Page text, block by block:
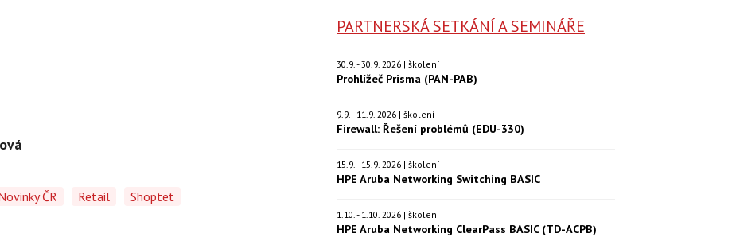
ČR Retail Shoptet
PARTNERSKÁ SETKÁNÍ A SEMINÁŘE
30.9. - 30.9. 2026 | školení
Prohlížeč Prisma (PAN-PAB)
9.9. - 11.9. 2026 | školení
Firewall: Řešení problémů (EDU-330)
15.9. - 15.9. 2026 | školení
HPE Aruba Networking Switching BASIC
1.10. - 1.10. 2026 | školení
HPE Aruba Networking ClearPass BASIC (TD-ACPB)